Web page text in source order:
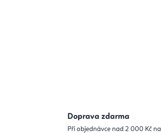
Doprava zdarma
Při objednávce nad 2 000 Kč na